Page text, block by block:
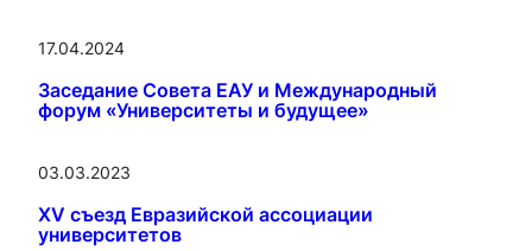
17.04.2024
Заседание Совета ЕАУ и Международный
форум «Университеты и будущее»
03.03.2023
XV съезд Евразийской ассоциации
университетов